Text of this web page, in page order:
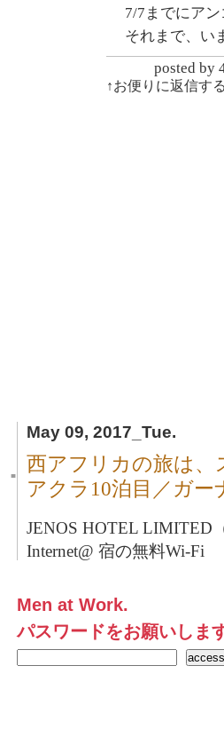
7/7までにア
それまで、い
posted by
↑お便りに返信す
May 09, 2017_Tue.
■
西アフリカの旅は、
アクラ10泊目／ガー
JENOS HOTEL LIMITED
Internet@ 宿の無料Wi-Fi
Men at Work.
パスワードをお願いしま